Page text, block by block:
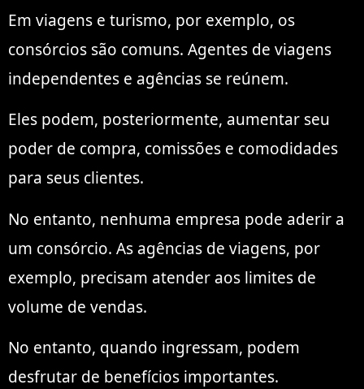
Em viagens e turismo, por exemplo, os
consórcios são comuns. Agentes de viagens
independentes e agências se reúnem.
Eles podem, posteriormente, aumentar seu
poder de compra, comissões e comodidades
para seus clientes.
No entanto, nenhuma empresa pode aderir a
um consórcio. As agências de viagens, por
exemplo, precisam atender aos limites de
volume de vendas.
No entanto, quando ingressam, podem
desfrutar de benefícios importantes.